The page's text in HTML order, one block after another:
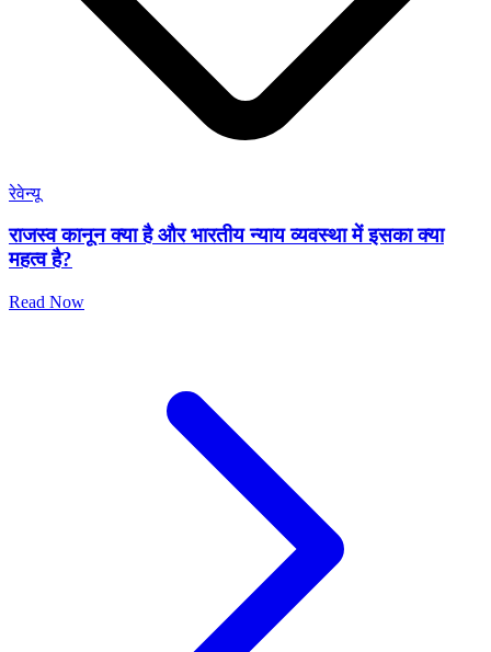
रेवेन्यू
राजस्व कानून क्या है और भारतीय न्याय व्यवस्था में इसका क्या
महत्व है?
Read Now